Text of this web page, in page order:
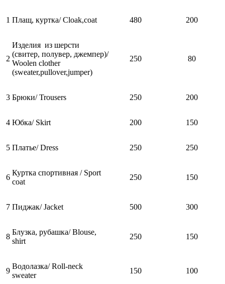
1 Плащ, куртка/ Cloak,coat 480 200
2
Изделия из шерсти
(свитер, полувер, джемпер)/
Woolen clother
(sweater,pullover,jumper)
250 80
3 Брюки/ Trousers 250 200
4 Юбка/ Skirt 200 150
5 Платье/ Dress 250 250
6
Куртка спортивная / Sport
coat
250 150
7 Пиджак/ Jacket 500 300
8
Блузка, рубашка/ Blouse,
shirt
250 150
9
Водолазка/ Roll-neck
sweater
150 100